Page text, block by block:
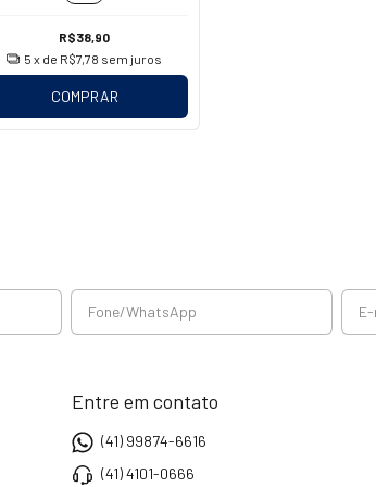
R$38,90
5 x de R$7,78 sem juros
COMPRAR
Entre em contato
(41) 99874-6616
(41) 4101-0666